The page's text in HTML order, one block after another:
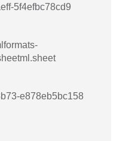
5f4efbc78cd9
e878eb5bc158